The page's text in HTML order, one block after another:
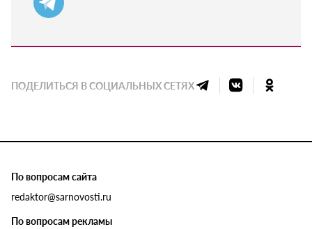
ПОДЕЛИТЬСЯ В СОЦИАЛЬНЫХ СЕТЯХ
По вопросам сайта
redaktor@sarnovosti.ru
По вопросам рекламы